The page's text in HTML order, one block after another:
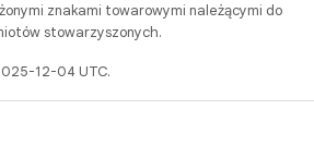
znakami towarowymi należącymi do
stowarzyszonych.
12-04 UTC.